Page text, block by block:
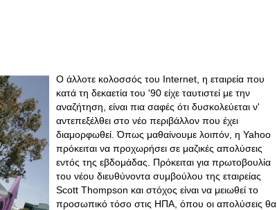
Ο άλλοτε κολοσσός του Internet, η εταιρεία που
κατά τη δεκαετία του '90 είχε ταυτιστεί με την
αναζήτηση, είναι πια σαφές ότι δυσκολεύεται ν'
αντεπεξέλθει στο νέο περιβάλλον που έχει
διαμορφωθεί. Όπως μαθαίνουμε λοιπόν, η Yahoo
πρόκειται να προχωρήσει σε μαζικές απολύσεις
εντός της εβδομάδας. Πρόκειται για πρωτοβουλία
του νέου διευθύνοντα συμβούλου της εταιρείας
Scott Thompson και στόχος είναι να μειωθεί το
προσωπικό τόσο στις ΗΠΑ, όπου οι απολύσεις θα